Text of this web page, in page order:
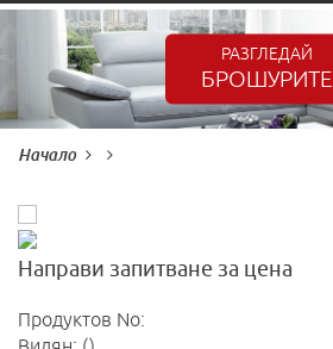
РАЗГЛЕДАЙ
БРОШУРИТЕ
Начало
Направи запитване за цена
Продуктов No: